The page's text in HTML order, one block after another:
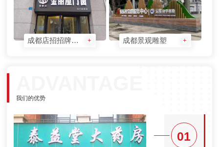
成都店招招牌制作 + 成都景观雕塑 +
我们的优势
01